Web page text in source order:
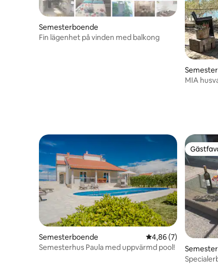
Semesterboende
Fin lägenhet på vinden med balkong
MIA
Semesterboende 4,86 av 5 i
4,86 (7)
Semesterhus Paula med uppvärmd pool!